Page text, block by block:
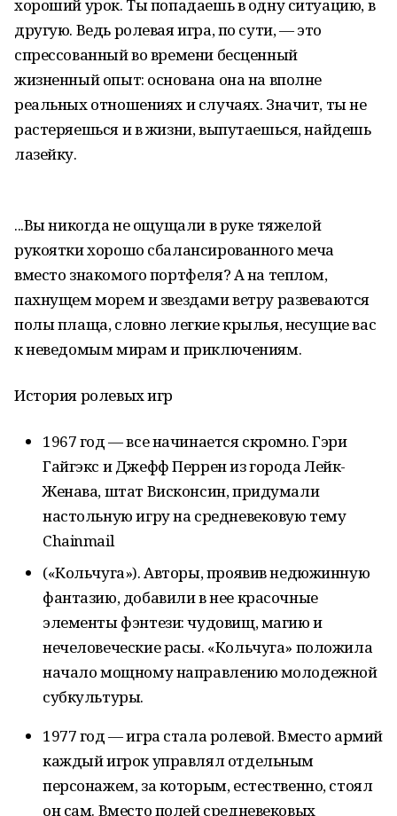
хороший урок. Ты попадаешь в одну ситуацию, в
другую. Ведь ролевая игра, по сути, — это
спрессованный во времени бесценный
жизненный опыт: основана она на вполне
реальных отношениях и случаях. Значит, ты не
растеряешься и в жизни, выпутаешься, найдешь
лазейку.
...Вы никогда не ощущали в руке тяжелой
рукоятки хорошо сбалансированного меча
вместо знакомого портфеля? А на теплом,
пахнущем морем и звездами ветру развеваются
полы плаща, словно легкие крылья, несущие вас
к неведомым мирам и приключениям.
История ролевых игр
1967 год — все начинается скромно. Гэри
Гайгэкс и Джефф Перрен из города Лейк-
Женава, штат Висконсин, придумали
настольную игру на средневековую тему
Chainmail
(«Кольчуга»). Авторы, проявив недюжинную
фантазию, добавили в нее красочные
элементы фэнтези: чудовищ, магию и
нечеловеческие расы. «Кольчуга» положила
начало мощному направлению молодежной
субкультуры.
1977 год — игра стала ролевой. Вместо армий
каждый игрок управлял отдельным
персонажем, за которым, естественно, стоял
он сам. Вместо полей средневековых